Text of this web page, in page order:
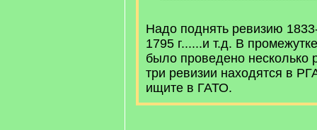
q
]
Надо поднять ревизию 1833-
1795 г......и т.д. В
было проведено несколько
три ревизии находятся в
ищите в ГАТО.